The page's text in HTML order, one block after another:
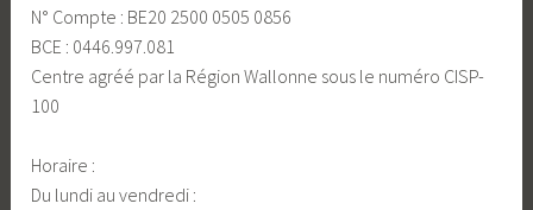
N° Compte : BE20 2500 0505 0856
BCE : 0446.997.081
Centre agréé par la Région Wallonne sous le numéro CISP-
100
Horaire :
Du lundi au vendredi :